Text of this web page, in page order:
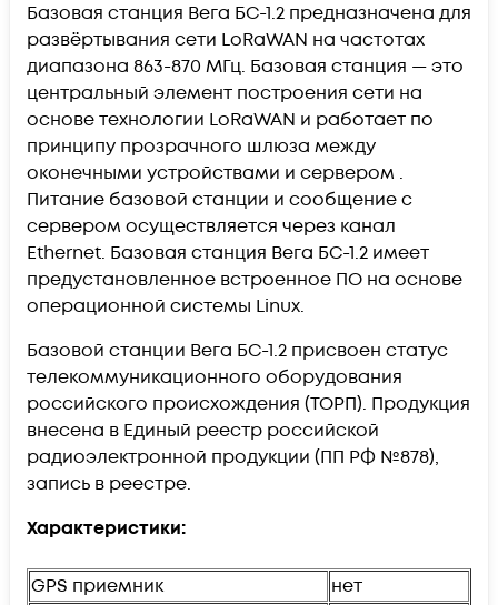
Базовая станция Вега БС-1.2 предназначена для
развёртывания сети LoRaWAN на частотах
диапазона 863-870 МГц. Базовая станция — это
центральный элемент построения сети на
основе технологии LoRaWAN и работает по
принципу прозрачного шлюза между
оконечными устройствами и сервером .
Питание базовой станции и сообщение с
сервером осуществляется через канал
Ethernet. Базовая станция Вега БС-1.2 имеет
предустановленное встроенное ПО на основе
операционной системы Linux.
Базовой станции Вега БС-1.2 присвоен статус
телекоммуникационного оборудования
российского происхождения (ТОРП). Продукция
внесена в Единый реестр российской
радиоэлектронной продукции (ПП РФ №878),
запись в реестре.
Характеристики:
GPS приемник
нет